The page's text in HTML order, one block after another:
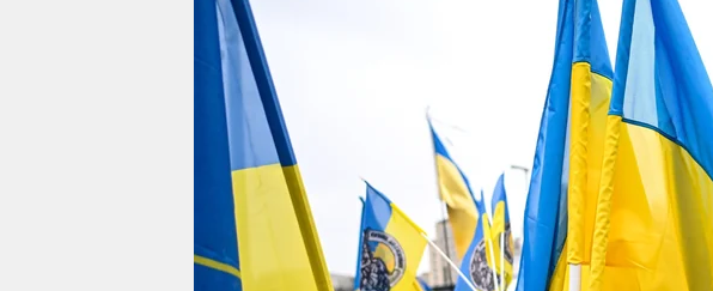
wahrheit
verlag
verlag
veranstaltungen
shop
fragen & hilfe